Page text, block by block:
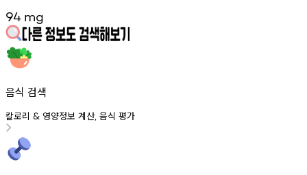
94 mg
음식 검색
칼로리 & 영양정보 계산, 음식 평가